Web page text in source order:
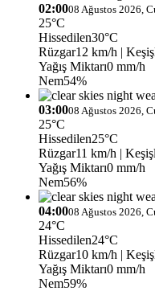
02:0008 Ağustos 2026,
25°C
Hissedilen30°C
Rüzgar12 km/h |
Yağış Miktarı0 mm/h
Nem54%
03:0008 Ağustos 2026,
25°C
Hissedilen25°C
Rüzgar11 km/h |
Yağış Miktarı0 mm/h
Nem56%
04:0008 Ağustos 2026,
24°C
Hissedilen24°C
Rüzgar10 km/h |
Yağış Miktarı0 mm/h
Nem59%